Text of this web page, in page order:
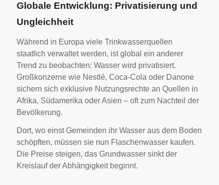
Globale Entwicklung: Privatisierung und
Ungleichheit
Während in Europa viele Trinkwasserquellen
staatlich verwaltet werden, ist global ein anderer
Trend zu beobachten: Wasser wird privatisiert.
Großkonzerne wie Nestlé, Coca-Cola oder Danone
sichern sich exklusive Nutzungsrechte an Quellen in
Afrika, Südamerika oder Asien – oft zum Nachteil der
Bevölkerung.
Dort, wo einst Gemeinden ihr Wasser aus dem Boden
schöpften, müssen sie nun Flaschenwasser kaufen.
Die Preise steigen, das Grundwasser sinkt der
Kreislauf der Abhängigkeit beginnt.